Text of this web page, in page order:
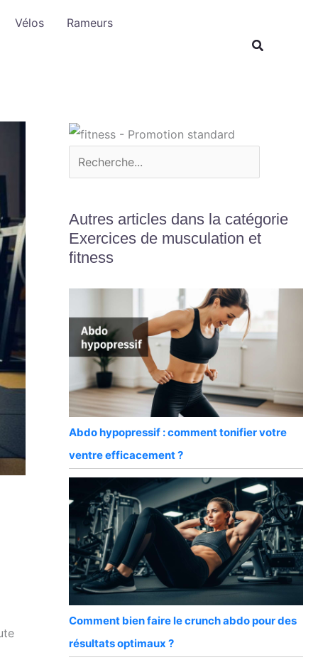
Vélos Rameurs
r
c
r
Autres articles dans la catégorie
Exercices de musculation et
fitness
Abdo hypopressif : comment tonifier votre
ventre efficacement ?
Comment bien faire le crunch abdo pour des
résultats optimaux ?